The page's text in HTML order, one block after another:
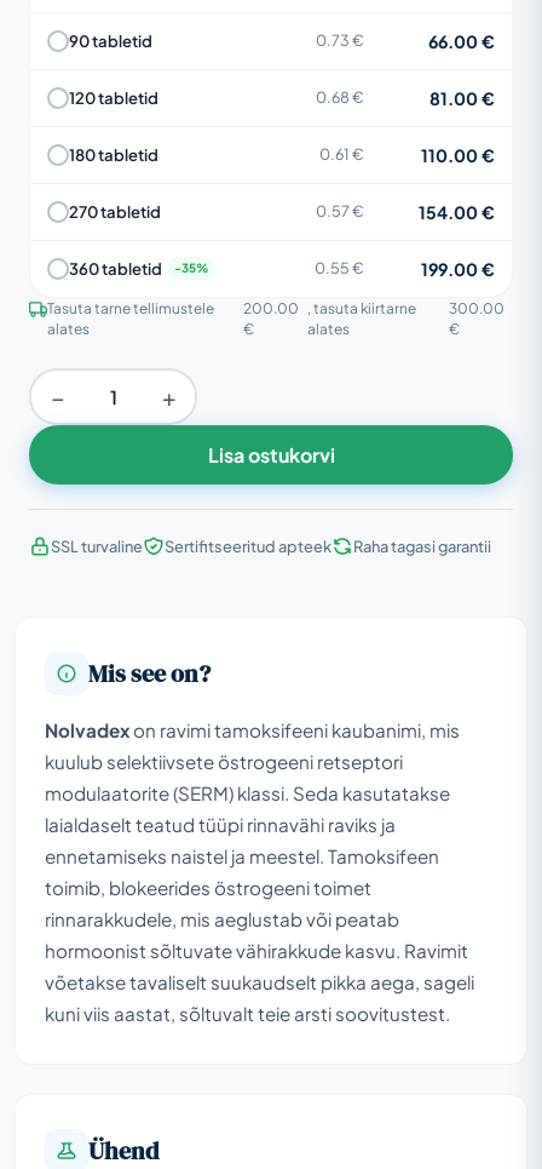
90 tabletid 0.73 € 66.00 €
120 tabletid 0.68 € 81.00 €
180 tabletid 0.61 € 110.00 €
270 tabletid 0.57 € 154.00 €
360 tabletid 0.55 € 199.00 €
Tasuta tarne tellimustele
alates
200.00
€
, tasuta kiirtarne
alates
300.00
€
− +
Lisa ostukorvi
SSL turvaline Sertifitseeritud apteek Raha tagasi garantii
Mis see on?
Nolvadex on ravimi tamoksifeeni kaubanimi, mis
kuulub selektiivsete östrogeeni retseptori
modulaatorite (SERM) klassi. Seda kasutatakse
laialdaselt teatud tüüpi rinnavähi raviks ja
ennetamiseks naistel ja meestel. Tamoksifeen
toimib, blokeerides östrogeeni toimet
rinnarakkudele, mis aeglustab või peatab
hormoonist sõltuvate vähirakkude kasvu. Ravimit
võetakse tavaliselt suukaudselt pikka aega, sageli
kuni viis aastat, sõltuvalt teie arsti soovitustest.
Ühend